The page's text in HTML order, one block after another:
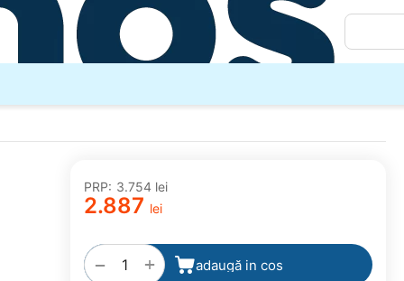
PRP: 3.754 lei
2.887 lei
+
− adaugă in cos
la
favorite